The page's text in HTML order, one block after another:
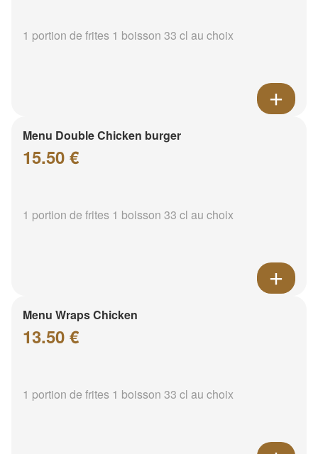
1 portion de frites 1 boisson 33 cl au choix
Menu Double Chicken burger
15.50 €
1 portion de frites 1 boisson 33 cl au choix
Menu Wraps Chicken
13.50 €
1 portion de frites 1 boisson 33 cl au choix